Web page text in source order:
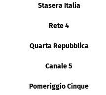
Stasera Italia
Rete 4
Quarta Repubblica
Canale 5
Pomeriggio Cinque